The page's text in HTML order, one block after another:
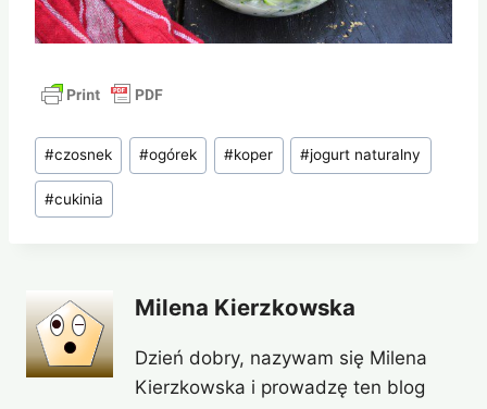
Tagi
wpisu:
#czosnek #ogórek #koper #jogurt naturalny
#cukinia
Milena Kierzkowska
Dzień dobry, nazywam się Milena
Kierzkowska i prowadzę ten blog